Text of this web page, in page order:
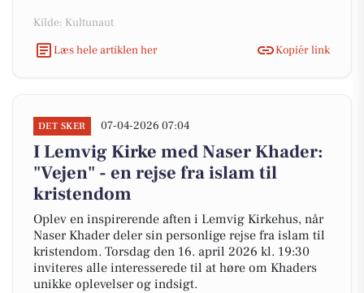
Kilde: Kultunaut
Læs hele artiklen her
Kopiér link
DET SKER 07-04-2026 07:04
I Lemvig Kirke med Naser Khader:
"Vejen" - en rejse fra islam til
kristendom
Oplev en inspirerende aften i Lemvig Kirkehus, når
Naser Khader deler sin personlige rejse fra islam til
kristendom. Torsdag den 16. april 2026 kl. 19:30
inviteres alle interesserede til at høre om Khaders
unikke oplevelser og indsigt.